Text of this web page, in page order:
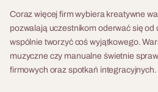
Coraz więcej firm wybiera kreatywne
pozwalają uczestnikom oderwać się od
wspólnie tworzyć coś wyjątkowego.
muzyczne czy manualne świetnie
firmowych oraz spotkań integracyjnych.